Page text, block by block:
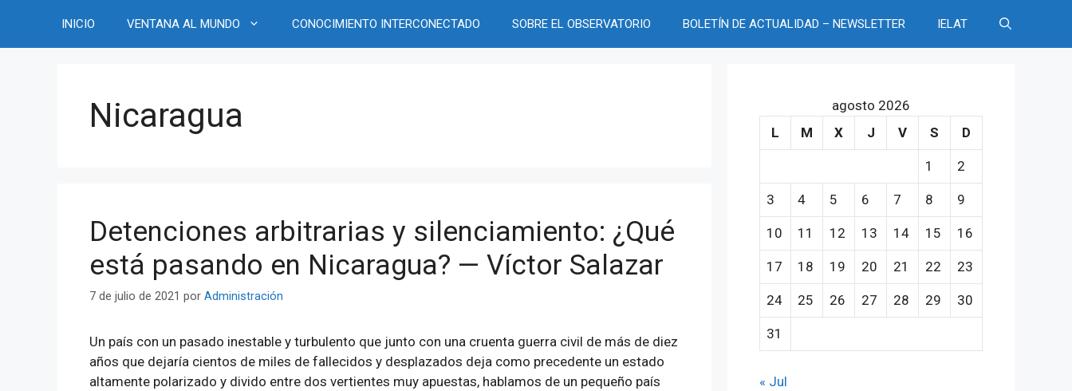
contenido
INICIO VENTANA AL MUNDO CONOCIMIENTO INTERCONECTADO SOBRE EL OBSERVATORIO BOLETÍN DE ACTUALIDAD – NEWSLETTER IELAT
Nicaragua
Detenciones arbitrarias y silenciamiento: ¿Qué
está pasando en Nicaragua? — Víctor Salazar
7 de julio de 2021 por Administración
Un país con un pasado inestable y turbulento que junto con una cruenta guerra civil de más de diez
años que dejaría cientos de miles de fallecidos y desplazados deja como precedente un estado
altamente polarizado y divido entre dos vertientes muy apuestas, hablamos de un pequeño país
agosto 2026
L
M X J V S D
1 2
3 4 5 6 7 8 9
10 11 12 13 14 15 16
17 18 19 20 21 22 23
24 25 26 27 28 29 30
31
« Jul